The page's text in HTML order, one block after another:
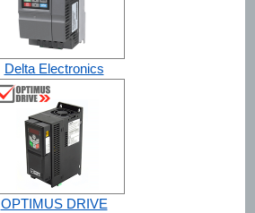
Delta Electronics
OPTIMUS DRIVE